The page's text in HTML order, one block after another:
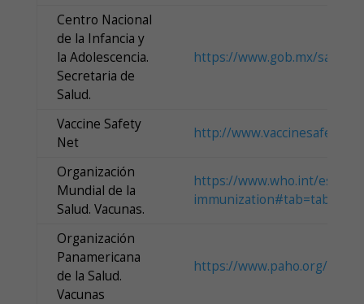
Centro Nacional
de la Infancia y
la Adolescencia.
Secretaria de
Salud.
https://www.gob.mx/salud/
Vaccine Safety
Net
http://
Organización
Mundial de la
Salud. Vacunas.
https://www.who.int/es/
immunization#tab=tab_1
Organización
Panamericana
de la Salud.
Vacunas
https://www.paho.org/es/